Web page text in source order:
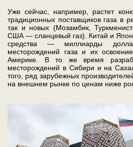
Уже сейчас, например, растет
традиционных поставщиков газа в
так и новых (Мозамбик,
США — сланцевый газ). Китай и
средства — миллиарды
месторождений газа и их
Америке. В то же время
месторождений в Сибири и на
того, ряд зарубежных
на внешнем рынке по ценам ниже